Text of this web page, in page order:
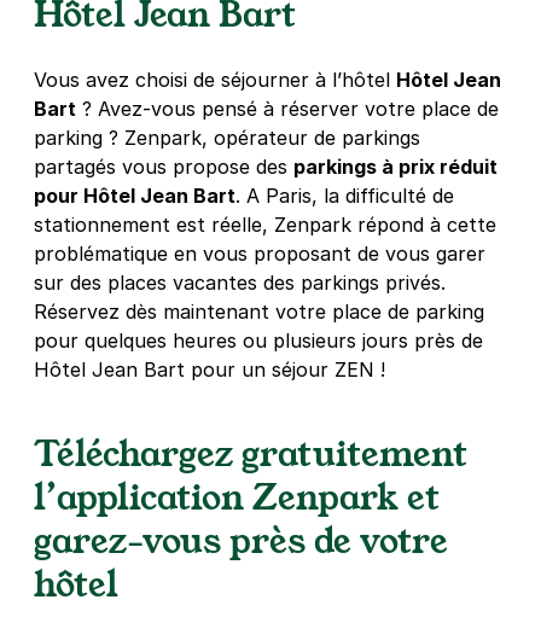
4 €/heure,36 €/jour,100 €/semaine
+ Abonnements disponibles
Paris - Gare Montparnasse - rue du
Texel
11 rue Texel
Paris
,29 €/jour, 76 €/semaine (tarifs dégressifs)
Réserver
Paris - Collège des Bernardins -
SAEMES
37 boulevard Saint-Germain
75005Paris
5,40 € /heure
Hôtel Jean Bart
Vous avez choisi de séjourner à l’hôtel Hôtel Jean
Bart ? Avez-vous pensé à réserver votre place de
parking ? Zenpark, opérateur de parkings
partagés vous propose des parkings à prix réduit
pour Hôtel Jean Bart. A Paris, la difficulté de
stationnement est réelle, Zenpark répond à cette
problématique en vous proposant de vous garer
sur des places vacantes des parkings privés.
Réservez dès maintenant votre place de parking
pour quelques heures ou plusieurs jours près de
Hôtel Jean Bart pour un séjour ZEN !
Téléchargez gratuitement
l’application Zenpark et
garez-vous près de votre
hôtel